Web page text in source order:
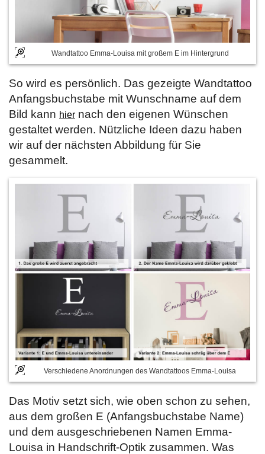
Wandtattoo Emma-Louisa mit großem E im Hintergrund
So wird es persönlich. Das gezeigte Wandtattoo
Anfangsbuchstabe mit Wunschname auf dem
Bild kann hier nach den eigenen Wünschen
gestaltet werden. Nützliche Ideen dazu haben
wir auf der nächsten Abbildung für Sie
gesammelt.
Verschiedene Anordnungen des Wandtattoos Emma-Louisa
Das Motiv setzt sich, wie oben schon zu sehen,
aus dem großen E (Anfangsbuchstabe Name)
und dem ausgeschriebenen Namen Emma-
Louisa in Handschrift-Optik zusammen. Was